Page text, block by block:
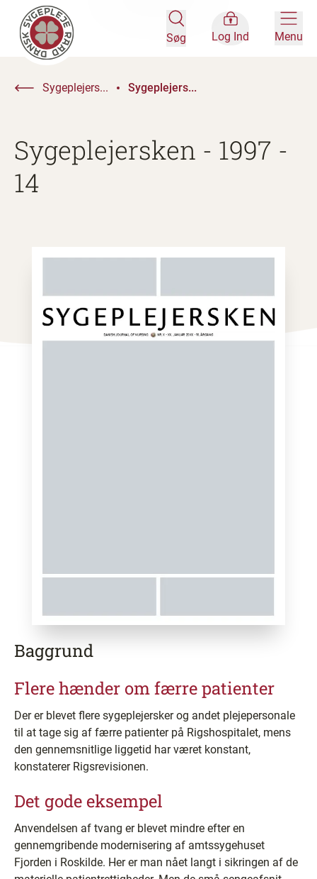
Søg Log Ind Menu
Sygeplejers... Sygeplejers...
Sygeplejersken - 1997 -
14
Baggrund
Flere hænder om færre patienter
Der er blevet flere sygeplejersker og andet plejepersonale
til at tage sig af færre patienter på Rigshospitalet, mens
den gennemsnitlige liggetid har været konstant,
konstaterer Rigsrevisionen.
Det gode eksempel
Anvendelsen af tvang er blevet mindre efter en
gennemgribende modernisering af amtssygehuset
Fjorden i Roskilde. Her er man nået langt i sikringen af de